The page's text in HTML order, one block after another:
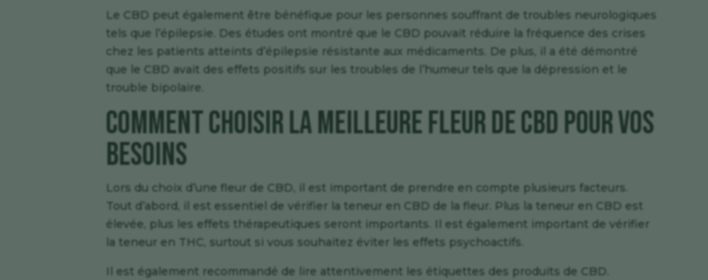
Le CBD peut également être bénéfique pour les personnes souffrant de troubles neurologiques
tels que l’épilepsie. Des études ont montré que le CBD pouvait réduire la fréquence des crises
chez les patients atteints d’épilepsie résistante aux médicaments. De plus, il a été démontré
que le CBD avait des effets positifs sur les troubles de l’humeur tels que la dépression et le
trouble bipolaire.
Comment choisir la meilleure fleur de CBD pour vos
besoins
Lors du choix d’une fleur de CBD, il est important de prendre en compte plusieurs facteurs.
Tout d’abord, il est essentiel de vérifier la teneur en CBD de la fleur. Plus la teneur en CBD est
élevée, plus les effets thérapeutiques seront importants. Il est également important de vérifier
la teneur en THC, surtout si vous souhaitez éviter les effets psychoactifs.
Il est également recommandé de lire attentivement les étiquettes des produits de CBD.